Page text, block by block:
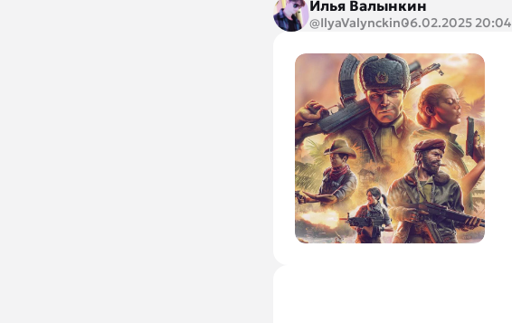
Илья Валынкин
@IlyaValynckin06.02.2025 20:04